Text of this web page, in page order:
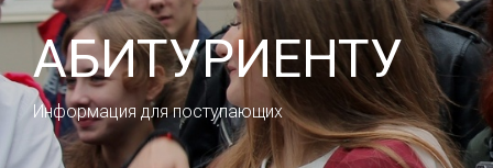
АБИТУРИЕНТУ
Информация для поступающих